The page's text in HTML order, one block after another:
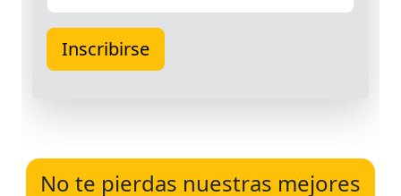
No te pierdas nuestras mejores